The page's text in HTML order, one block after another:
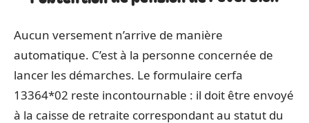
Aucun versement n’arrive de manière
automatique. C’est à la personne concernée de
lancer les démarches. Le formulaire cerfa
13364*02 reste incontournable : il doit être envoyé
à la caisse de retraite correspondant au statut du